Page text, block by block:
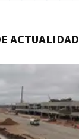
ACTUALIDAD